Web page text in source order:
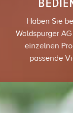
Haben Sie
Waldspurger
einzelnen
passende